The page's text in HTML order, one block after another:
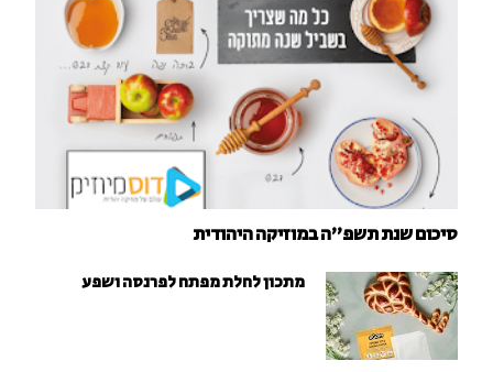
סיכום שנת תשפ"ה במוזיקה היהודית
מתכון לחלת מפתח לפרנסה ושפע